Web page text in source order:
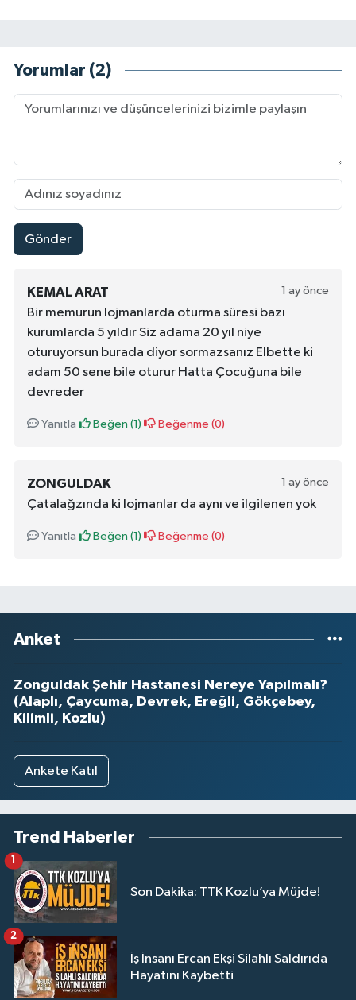
Yorumlar (2)
Gönder
KEMAL ARAT 1 ay önce
Bir memurun lojmanlarda oturma süresi bazı
kurumlarda 5 yıldır Siz adama 20 yıl niye
oturuyorsun burada diyor sormazsanız Elbette ki
adam 50 sene bile oturur Hatta Çocuğuna bile
devreder
Yanıtla Beğen (1 ) Beğenme (0)
ZONGULDAK 1 ay önce
Çatalağzında ki lojmanlar da aynı ve ilgilenen yok
Yanıtla Beğen (1 ) Beğenme (0)
Anket
Zonguldak Şehir Hastanesi Nereye Yapılmalı?
(Alaplı, Çaycuma, Devrek, Ereğli, Gökçebey,
Kilimli, Kozlu)
Ankete Katıl
Trend Haberler
Son Dakika: TTK Kozlu’ya Müjde!
1
İş İnsanı Ercan Ekşi Silahlı Saldırıda
Hayatını Kaybetti
2